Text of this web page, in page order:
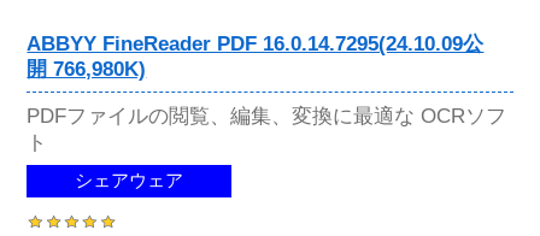
ABBYY FineReader PDF 16.0.14.7295(24.10.09公
開 766,980K)
PDFファイルの閲覧、編集、変換に最適な OCRソフ
ト
シェアウェア